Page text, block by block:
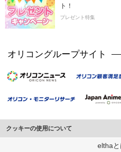
ト！
プレゼント特集
オリコングループサイト
クッキーの使用について
このサイトでは Cookie を使用して、ユ
elthaと